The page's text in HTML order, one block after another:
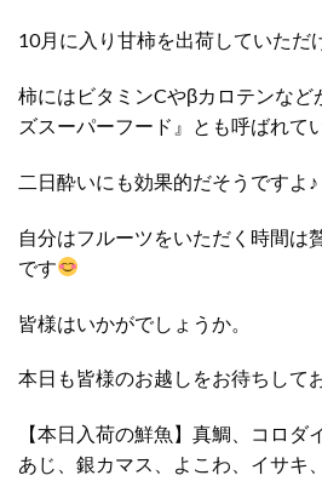
10月に入り甘柿を出荷していた
柿にはビタミンCやβカロテンなど
ズスーパーフード』とも呼ばれて
二日酔いにも効果的だそうですよ♪
自分はフルーツをいただく時間は
です
皆様はいかがでしょうか。
本日も皆様のお越しをお待ちして
【本日入荷の鮮魚】真鯛、コロ
あじ、銀カマス、よこわ、イサキ